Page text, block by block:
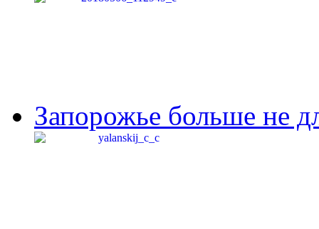
Запорожье больше не